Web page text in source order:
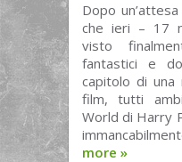
Dopo
che ieri – 17
visto
fantastici e
capitolo di una
film, tutti
World di Harry
more »